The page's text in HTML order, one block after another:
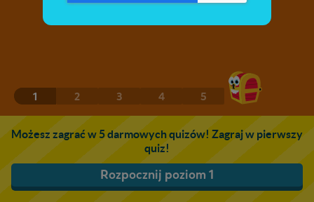
1 2 3 4 5
Możesz zagrać w 5 darmowych quizów! Zagraj w pierwszy
quiz!
Rozpocznij poziom 1